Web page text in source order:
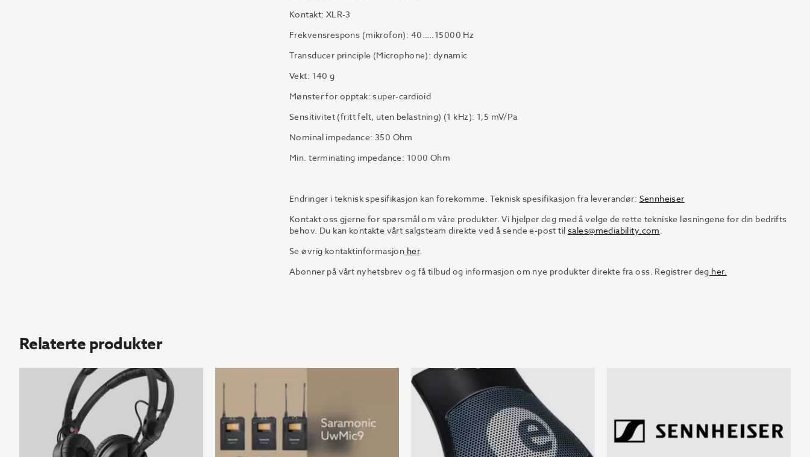
Kontakt: XLR-3
Frekvensrespons (mikrofon): 40…..15000 Hz
Transducer principle (Microphone): dynamic
Vekt: 140 g
Mønster for opptak: super-cardioid
Sensitivitet (fritt felt, uten belastning) (1 kHz): 1,5 mV/Pa
Nominal impedance: 350 Ohm
Min. terminating impedance: 1000 Ohm
Endringer i teknisk spesifikasjon kan forekomme. Teknisk spesifikasjon fra leverandør: Sennheiser
Kontakt oss gjerne for spørsmål om våre produkter. Vi hjelper deg med å velge de rette tekniske løsningene for din bedrifts
behov. Du kan kontakte vårt salgsteam direkte ved å sende e-post til sales@mediability.com
Se øvrig kontaktinformasjon her.
Abonner på vårt nyhetsbrev og få tilbud og informasjon om nye produkter direkte fra oss. Registrer deg her.
Relaterte produkter